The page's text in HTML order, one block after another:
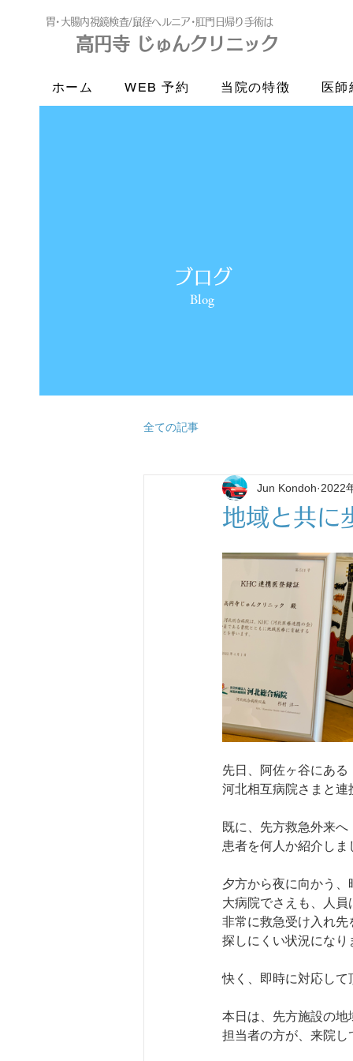
​胃･大腸内視鏡検査/鼠径ヘルニア･肛門日帰り手術は
高円寺 じゅんクリニック
高円寺 じゅんクリニック
ホーム WEB 予約 当院の特徴 医師
ブログ
Blog
全ての記事
地域と共
Jun Kondoh 2022
先日、阿佐ヶ谷にある
河北相互病院さまと連
既に、先方救急外来へ
患者を何人か紹介しま
夕方から夜に向かう、
大病院でさえも、人
非常に救急受け入れ先
探しにくい状況になり
快く、即時に対応し
本日は、先方施設の地
担当者の方が、来院し